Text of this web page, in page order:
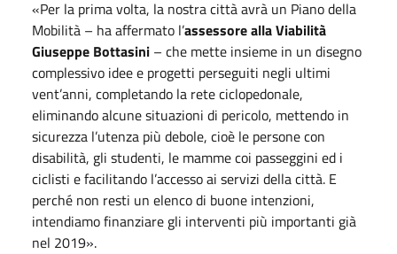
«Per la prima volta, la nostra città avrà un Piano della
Mobilità – ha affermato l’assessore alla Viabilità
Giuseppe Bottasini – che mette insieme in un disegno
complessivo idee e progetti perseguiti negli ultimi
vent’anni, completando la rete ciclopedonale,
eliminando alcune situazioni di pericolo, mettendo in
sicurezza l’utenza più debole, cioè le persone con
disabilità, gli studenti, le mamme coi passeggini ed i
ciclisti e facilitando l’accesso ai servizi della città. E
perché non resti un elenco di buone intenzioni,
intendiamo finanziare gli interventi più importanti già
nel 2019».